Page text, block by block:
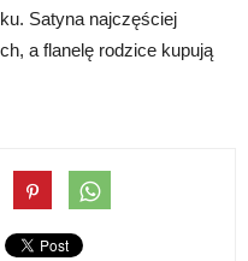
Satyna najczęściej
a flanelę rodzice kupują